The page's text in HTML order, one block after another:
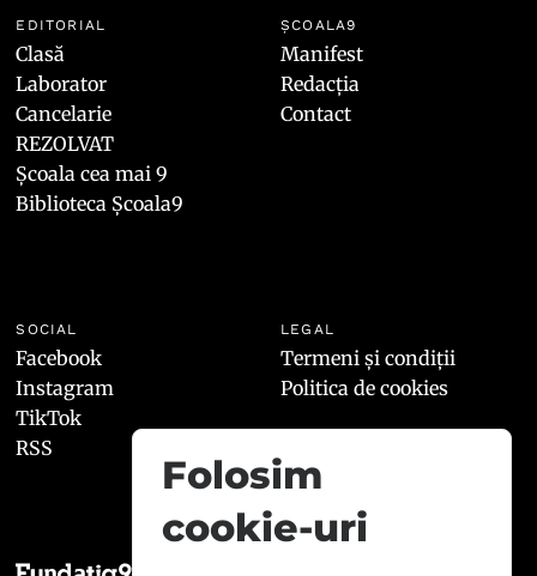
EDITORIAL
Clasă
Laborator
Cancelarie
REZOLVAT
Școala cea mai 9
Biblioteca Școala9
ȘCOALA9
Manifest
Redacția
Contact
SOCIAL
Facebook
Instagram
TikTok
RSS
LEGAL
Termeni și condiții
Politica de cookies
Folosim
cookie-uri